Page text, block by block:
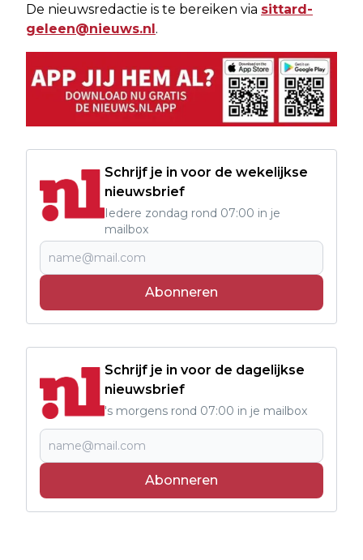
De nieuwsredactie is te bereiken via sittard-
geleen@nieuws.nl.
Schrijf je in voor de wekelijkse
nieuwsbrief
Iedere zondag rond 07:00 in je
mailbox
Abonneren
Schrijf je in voor de dagelijkse
nieuwsbrief
's morgens rond 07:00 in je mailbox
Abonneren